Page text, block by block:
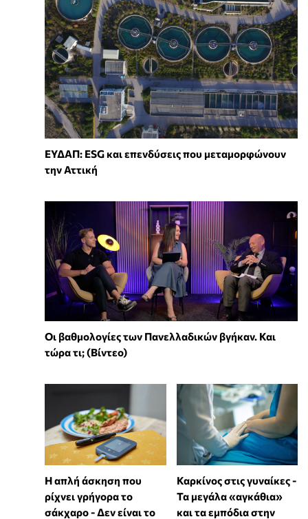
ΕΥΔΑΠ: ESG και επενδύσεις που μεταμορφώνουν
την Αττική
Οι βαθμολογίες των Πανελλαδικών βγήκαν. Και
τώρα τι; (Βίντεο)
Η απλή άσκηση που
ρίχνει γρήγορα το
σάκχαρο - Δεν είναι το
Καρκίνος στις γυναίκες -
Τα μεγάλα «αγκάθια»
και τα εμπόδια στην